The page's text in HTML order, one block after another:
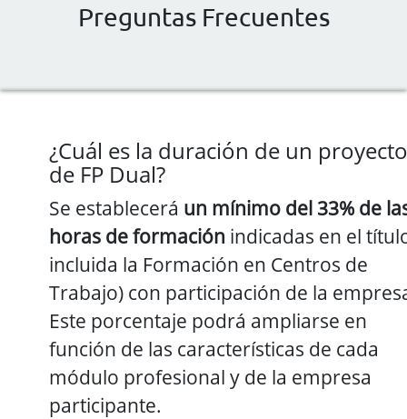
Preguntas Frecuentes
¿Cuál es la duración de un proyecto
de FP Dual?
Se establecerá un mínimo del 33% de
horas de formación indicadas en el
incluida la Formación en Centros de
Trabajo) con participación de la
Este porcentaje podrá ampliarse en
función de las características de cada
módulo profesional y de la empresa
participante.